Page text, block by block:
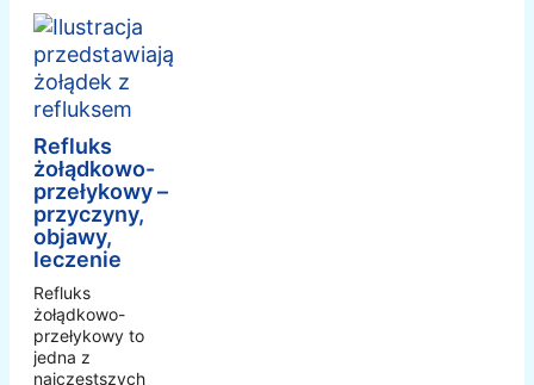
Refluks
żołądkowo-
przełykowy –
przyczyny,
objawy,
leczenie
Refluks
żołądkowo-
przełykowy to
jedna z
najczęstszych